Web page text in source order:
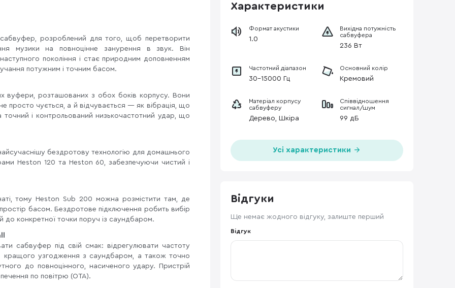
розроблений для того, щоб перетворити
музики на повноцінне занурення в звук. Він
покоління і стає природним доповненням
потужним і точним басом.
розташованих з обох боків корпусу. Вони
просто чується, а й відчувається — як вібрація, що
і контрольований низькочастотний удар, що
бездротову технологію для домашнього
Heston 120 та Heston 60, забезпечуючи чистий і
тому Heston Sub 200 можна розмістити там, де
басом. Бездротове підключення робить вибір
до конкретної точки поруч із саундбаром.
сабвуфер під свій смак: відрегулювати частоту
кращого узгодження з саундбаром, а також точно
до повноцінного, насиченого удару. Пристрій
по повітрю (OTA).
Характеристики
Формат акустики
1.0
Вихідна потужність
сабвуфера
236 Вт
Частотний діапазон
30-15000 Гц
Основний колір
Кремовий
Матеріал корпусу
сабвуферу
Дерево, Шкіра
Співвідношення
сигнал/шум
99 дБ
Усі характеристики
Відгуки
Ще немає жодного відгуку, залиште перший
Відгук